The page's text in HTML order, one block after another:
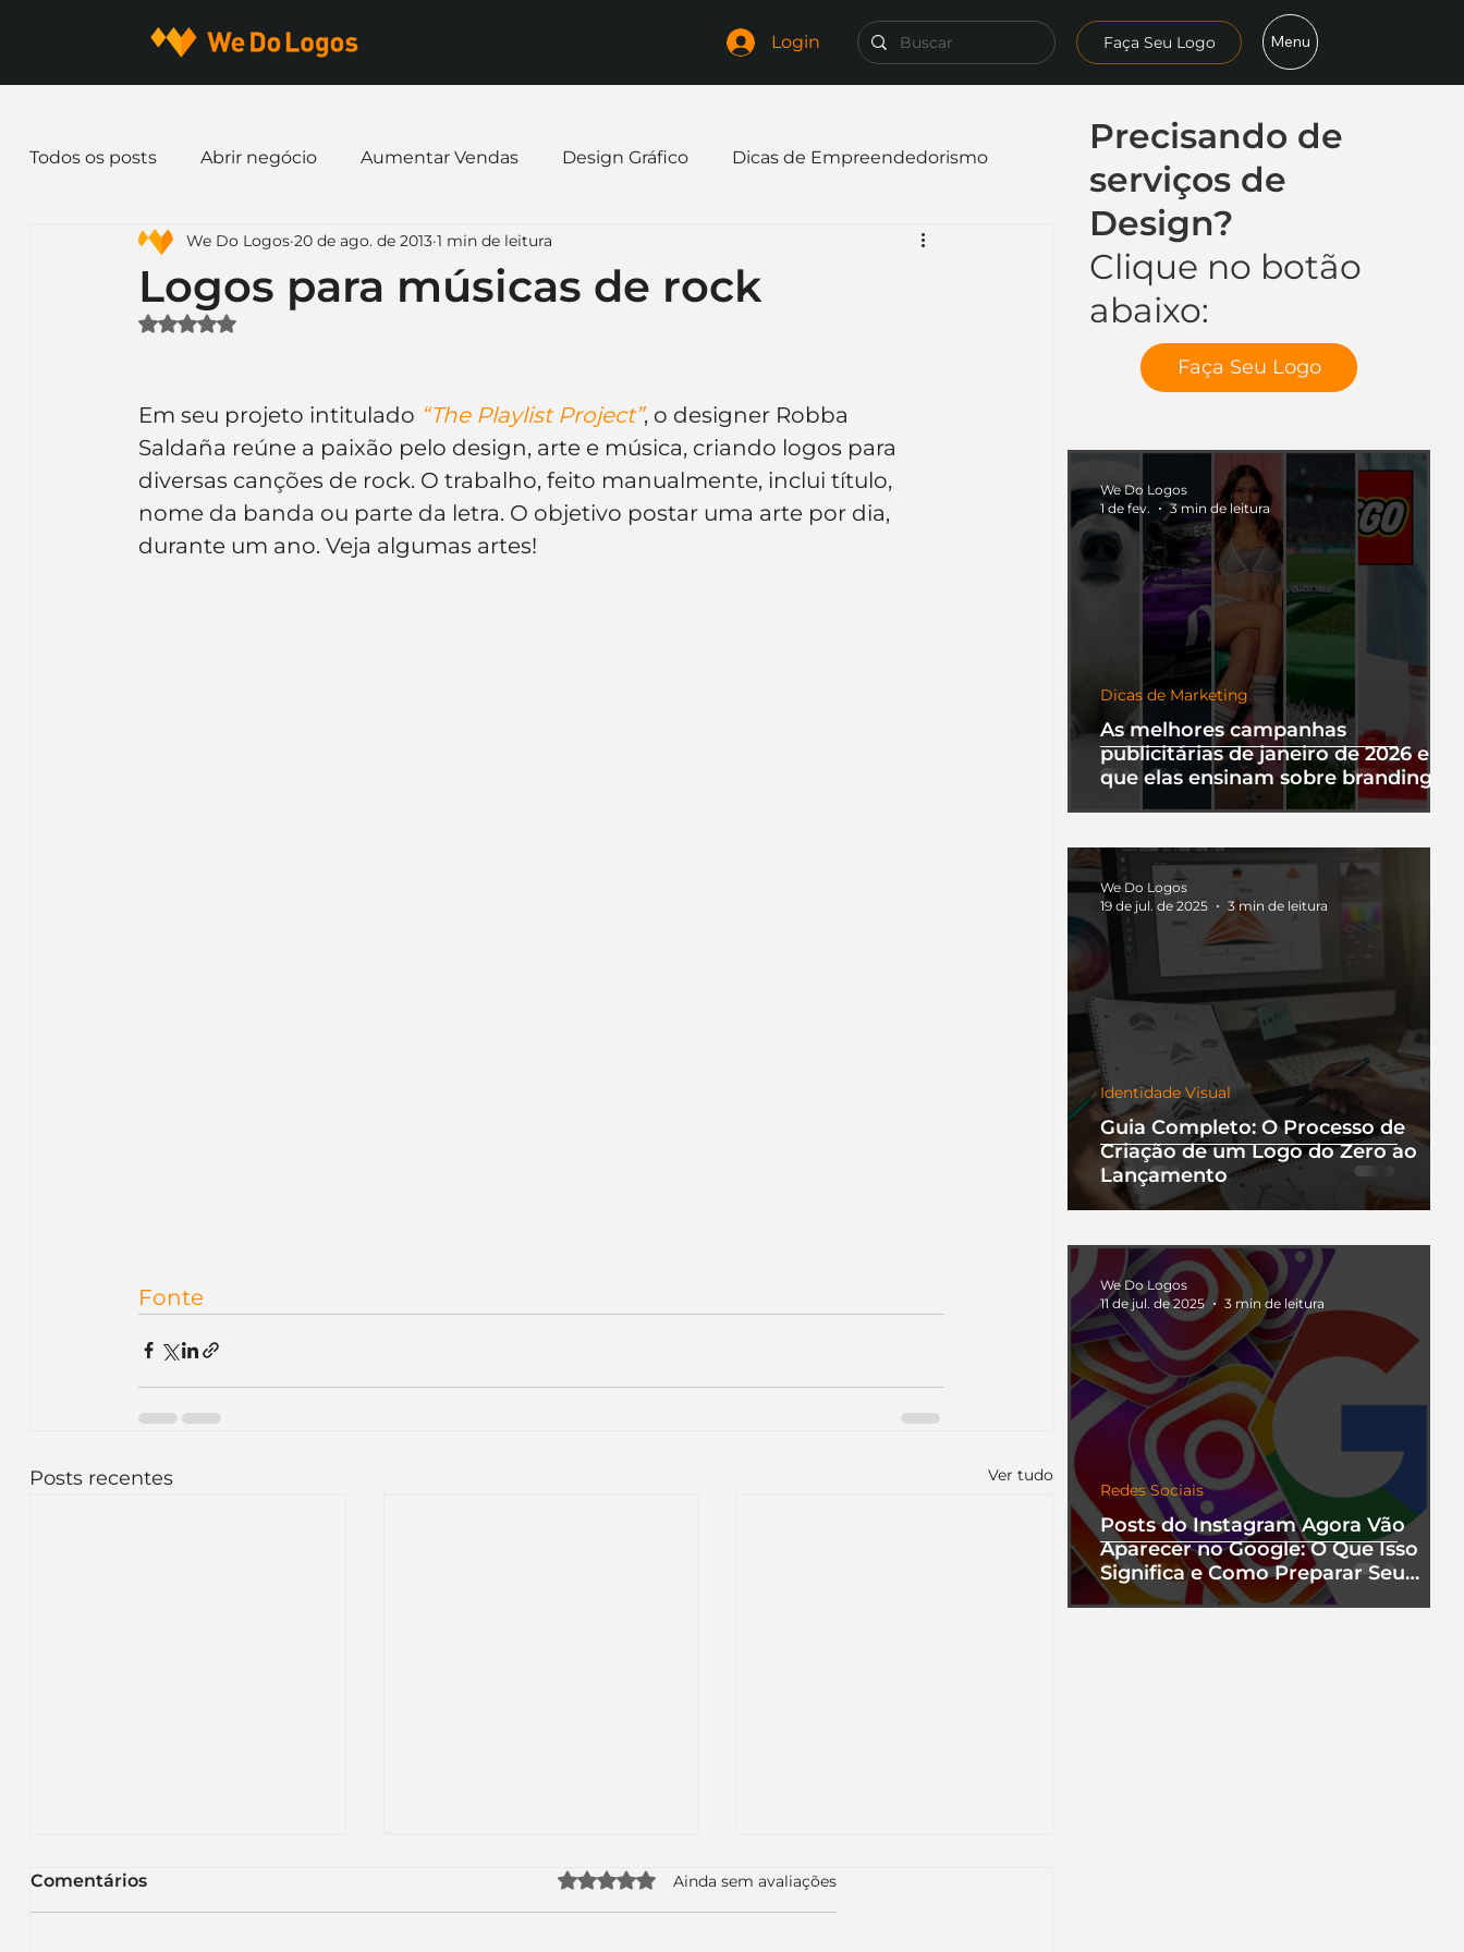
Login Faça Seu Logo Menu
Precisando de
serviços de
Design?
Clique no botão
abaixo:
Faça Seu Logo
As melhores campanhas
publicitárias de janeiro de 2026 e o
que elas ensinam sobre branding
Dicas de Marketing
We Do Logos
1 de fev.
3 min de leitura
Guia Completo: O Processo de
Criação de um Logo do Zero ao
Lançamento
Identidade Visual
We Do Logos
19 de jul. de 2025
3 min de leitura
Posts do Instagram Agora Vão
Aparecer no Google: O Que Isso
Significa e Como Preparar Seu
Perfil
Redes Sociais
We Do Logos
11 de jul. de 2025
3 min de leitura
Todos os posts Abrir negócio Aumentar Vendas Design Gráfico Dicas de Empreendedorismo
Dicas de Marketing Email marketing Expandir negócio
Identidade Visual
Ferramentas Mascotes Slogan Papelaria Curiosidades Frases Logotipo
Inteligência Artificial Embalagens nome de empresa Branding
Logos para músicas de rock
We Do Logos 20 de ago. de 2013 1 min de leitura
Avaliado com NaN de 5 estrelas.
Em seu projeto intitulado “The Playlist Project”, o designer Robba
Saldaña reúne a paixão pelo design, arte e música, criando logos para
diversas canções de rock. O trabalho, feito manualmente, inclui título,
nome da banda ou parte da letra. O objetivo postar uma arte por dia,
durante um ano. Veja algumas artes!
Fonte
Posts recentes Ver tudo
Comentários Avaliado com 0 de 5 estrelas.
Ainda sem avaliações